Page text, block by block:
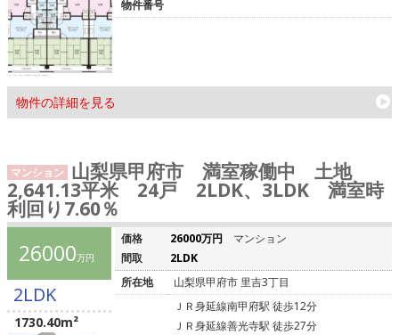
物件の詳細を見る
物件番号
マンション 山梨県甲府市 満室稼働中 土地
2,641.13平米 24戸 2LDK、3LDK 満室時
利回り7.60％
26000万円
2LDK
1730.40m²
価格 26000万円
マンション
間取
2LDK
所在地
山梨県甲府市 里吉3丁目
ＪＲ身延線南甲府駅 徒歩12分
ＪＲ身延線善光寺駅 徒歩27分